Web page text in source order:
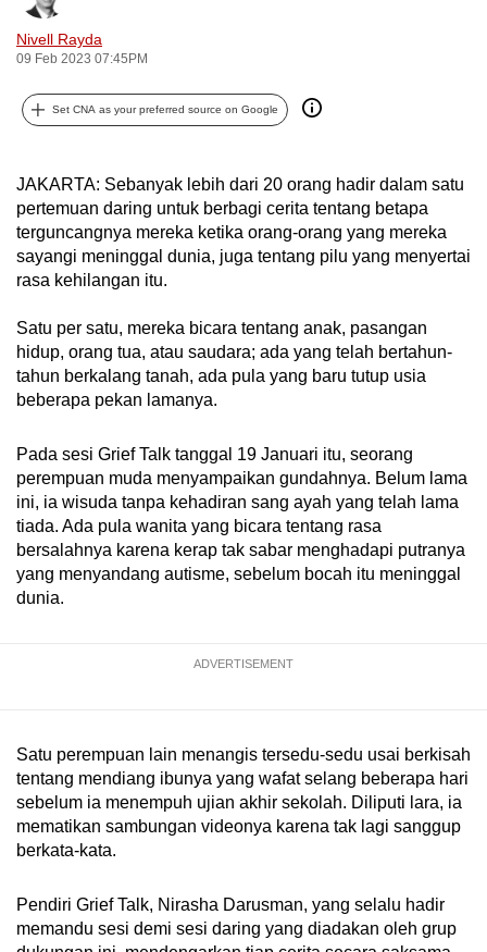
Nivell Rayda
09 Feb 2023 07:45PM
Set CNA as your preferred source on Google
JAKARTA: Sebanyak lebih dari 20 orang hadir dalam satu
pertemuan daring untuk berbagi cerita tentang betapa
terguncangnya mereka ketika orang-orang yang mereka
sayangi meninggal dunia, juga tentang pilu yang menyertai
rasa kehilangan itu.
Satu per satu, mereka bicara tentang anak, pasangan
hidup, orang tua, atau saudara; ada yang telah bertahun-
tahun berkalang tanah, ada pula yang baru tutup usia
beberapa pekan lamanya.
Pada sesi Grief Talk tanggal 19 Januari itu, seorang
perempuan muda menyampaikan gundahnya. Belum lama
ini, ia wisuda tanpa kehadiran sang ayah yang telah lama
tiada. Ada pula wanita yang bicara tentang rasa
bersalahnya karena kerap tak sabar menghadapi putranya
yang menyandang autisme, sebelum bocah itu meninggal
dunia.
ADVERTISEMENT
Satu perempuan lain menangis tersedu-sedu usai berkisah
tentang mendiang ibunya yang wafat selang beberapa hari
sebelum ia menempuh ujian akhir sekolah. Diliputi lara, ia
mematikan sambungan videonya karena tak lagi sanggup
berkata-kata.
Pendiri Grief Talk, Nirasha Darusman, yang selalu hadir
memandu sesi demi sesi daring yang diadakan oleh grup
can
possibly
To
upgrade
to
a
supported
browser
for
the
finest
download
the
mobile
app.
Upgraded
us